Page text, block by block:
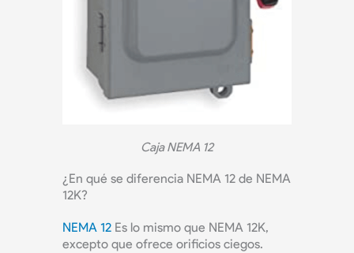
Caja NEMA 12
¿En qué se diferencia NEMA 12 de NEMA
12K?
NEMA 12 Es lo mismo que NEMA 12K,
excepto que ofrece orificios ciegos.